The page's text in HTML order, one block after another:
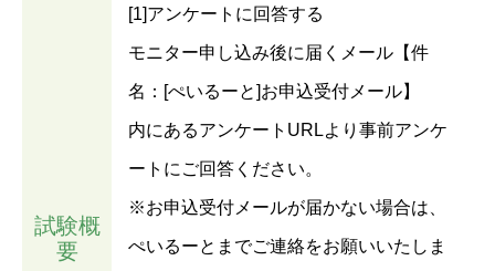
試験概
要
[1]アンケートに回答する
モニター申し込み後に届くメール【件
名：[ぺいるーと]お申込受付メール】
内にあるアンケートURLより事前アンケ
ートにご回答ください。
※お申込受付メールが届かない場合は、
ぺいるーとまでご連絡をお願いいたしま